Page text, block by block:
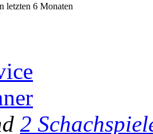
letzten 6 Monaten
2